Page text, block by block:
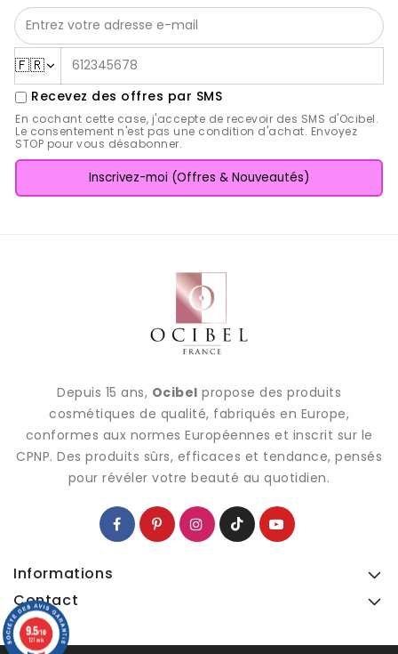
🇫🇷
Recevez des offres par SMS
En cochant cette case, j'accepte de recevoir des SMS d'Ocibel.
Le consentement n'est pas une condition d'achat. Envoyez
STOP pour vous désabonner.
Inscrivez-moi (Offres & Nouveautés)
Depuis 15 ans, Ocibel propose des produits
cosmétiques de qualité, fabriqués en Europe,
conformes aux normes Européennes et inscrit sur le
CPNP. Des produits sûrs, efficaces et tendance, pensés
pour révéler votre beauté au quotidien.
Informations
Contact
9.5/10
127 avis
9.5/10
127 avis